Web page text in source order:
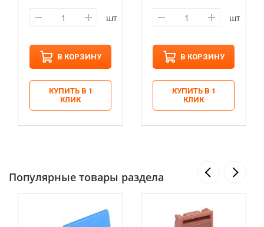
шт
В КОРЗИНУ
КУПИТЬ В 1
КЛИК
шт
В КОРЗИНУ
КУПИТЬ В 1
КЛИК
Популярные товары раздела